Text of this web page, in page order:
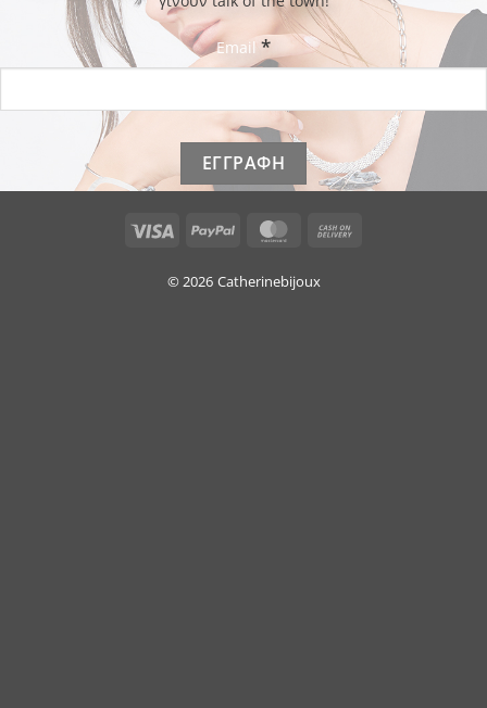
Email *
Visa PayPal MasterCard
© 2026 Catherinebijoux